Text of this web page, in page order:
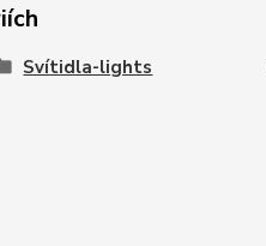
Svítidla-lights